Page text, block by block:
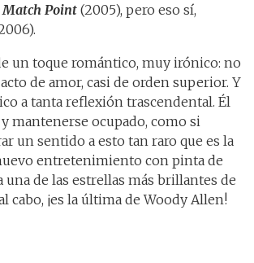
Match Point (2005), pero eso sí,
un toque romántico, muy irónico: no
de amor, casi de orden superior. Y
a tanta reflexión trascendental. Él
mantenerse ocupado, como si
un sentido a esto tan raro que es la
entretenimiento con pinta de
de las estrellas más brillantes de
¡es la última de Woody Allen!